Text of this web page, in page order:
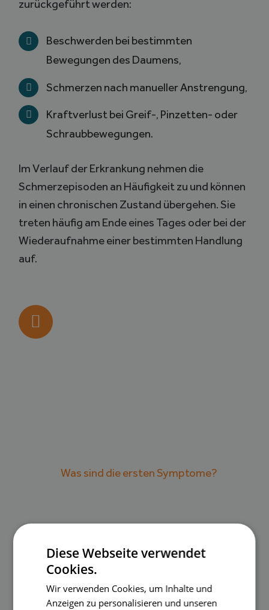
zurückgeführt werden:
Beschwerden bei bestimmten
Bewegungen des Daumens,
Schmerzen nach manueller Anstrengung,
Kraftverlust bei Greif-, Pinzetten- oder
Schraubbewegungen.
Im Verlauf der Erkrankung nehmen die
Schmerzepisoden an Häufigkeit zu und können
in einen chronischen Zustand übergehen. Sie
treten häufig am Ende eines Tages oder bei der
Wiederaufnahme einer bestimmten Handlung
auf.
Was sind die ersten Symptome?
Diese Webseite verwendet
Cookies.
Wir verwenden Cookies, um Inhalte und
Anzeigen zu personalisieren und unseren